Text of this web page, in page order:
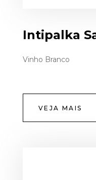
Intipalka
Vinho Branco
VEJA MAIS